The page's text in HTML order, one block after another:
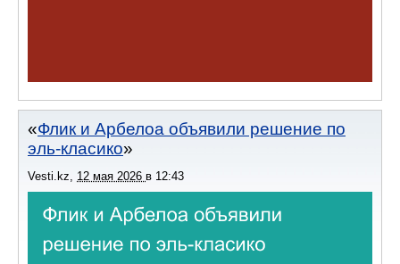
Флик и Арбелоа объявили решение по
эль-класико
Vesti.kz 12 мая 2026 в 12:43